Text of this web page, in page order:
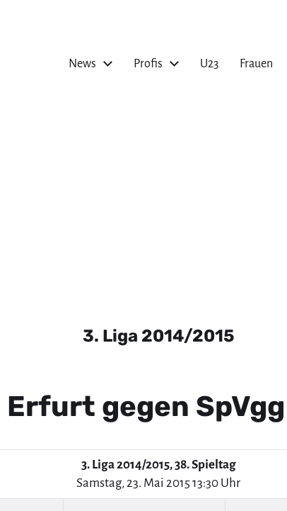
News Profis U23 Frauen
3. Liga 2014/2015
Erfurt gegen
3. Liga 2014/2015, 38. Spieltag
Samstag, 23. Mai 2015 13:30 Uhr